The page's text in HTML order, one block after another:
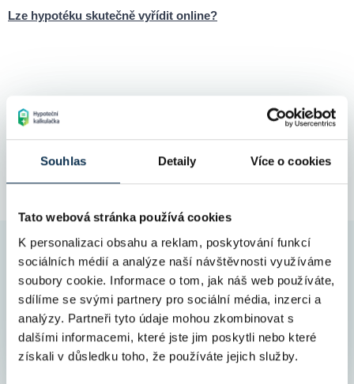
Souhlas Detaily Více o cookies
Tato webová stránka používá cookies
K personalizaci obsahu a reklam, poskytování funkcí
sociálních médií a analýze naší návštěvnosti využíváme
soubory cookie. Informace o tom, jak náš web používáte,
sdílíme se svými partnery pro sociální média, inzerci a
analýzy. Partneři tyto údaje mohou zkombinovat s
dalšími informacemi, které jste jim poskytli nebo které
získali v důsledku toho, že používáte jejich služby.
Lze hypotéku skutečně vyřídit online?
nejvýhodnějších podmínek na hypotečním
trhu
vám čas i peníze
Zvládneme i100% hypotéku
Jsme ověření partneřinejznámějších bank
Spočítat hypotéku